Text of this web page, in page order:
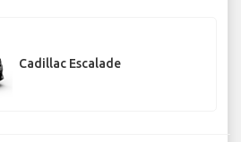
Cadillac Escalade